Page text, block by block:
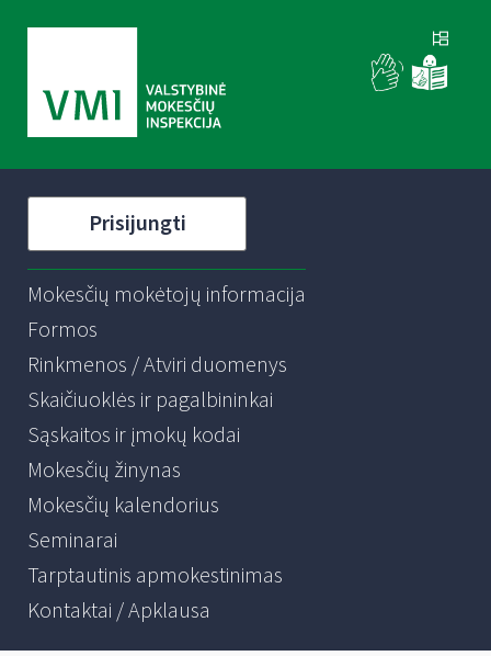
Prisijungti
Mokesčių mokėtojų informacija
Formos
Rinkmenos / Atviri duomenys
Skaičiuoklės ir pagalbininkai
Sąskaitos ir įmokų kodai
Mokesčių žinynas
Mokesčių kalendorius
Seminarai
Tarptautinis apmokestinimas
Kontaktai / Apklausa